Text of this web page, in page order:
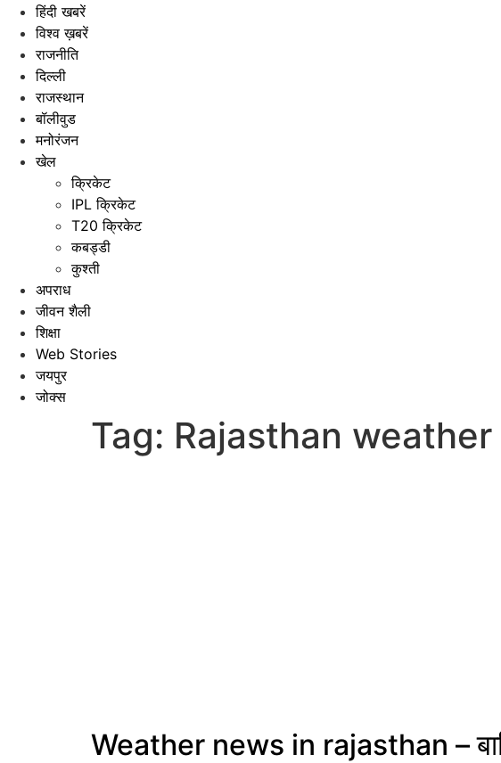
हिंदी खबरें
विश्व ख़बरें
राजनीति
दिल्ली
राजस्थान
बॉलीवुड
मनोरंजन
खेल
क्रिकेट
IPL क्रिकेट
T20 क्रिकेट
कबड्डी
कुश्ती
अपराध
जीवन शैली
शिक्षा
Web Stories
जयपुर
जोक्स
Tag: Rajasthan
Weather news in rajasthan –